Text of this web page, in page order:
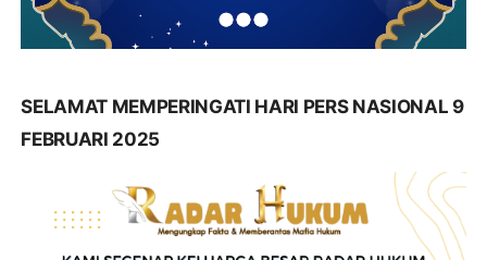
SELAMAT MEMPERINGATI HARI PERS NASIONAL 9
FEBRUARI 2025